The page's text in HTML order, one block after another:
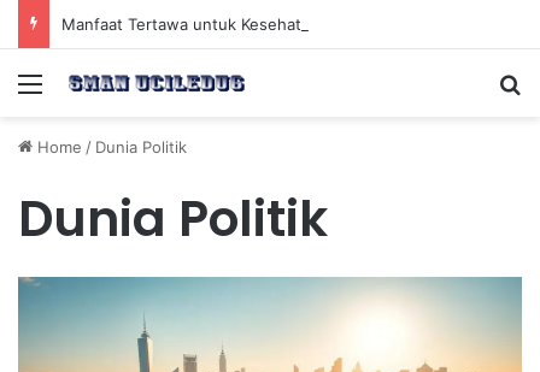
Menu
Home / Dunia Politik
Dunia Politik